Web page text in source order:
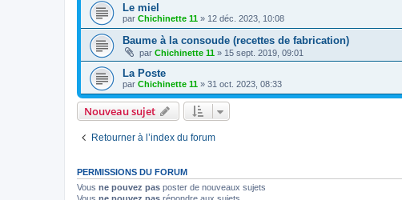
Le miel
par Chichinette 11 » 12 déc. 2023, 10:08
Baume à la consoude (recettes de fabrication)
par Chichinette 11 » 15 sept. 2019, 09:01
La Poste
par Chichinette 11 » 31 oct. 2023, 08:33
Nouveau sujet
Retourner à l’index du forum
PERMISSIONS DU FORUM
Vous ne pouvez pas poster de nouveaux sujets